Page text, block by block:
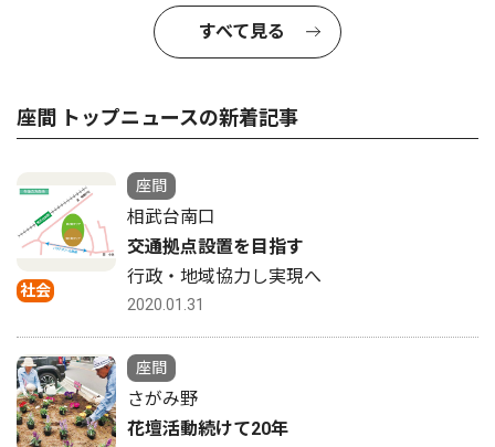
すべて見る
座間 トップニュースの新着記事
社会
座間
相武台南口
交通拠点設置を目指す
行政・地域協力し実現へ
2020.01.31
座間
さがみ野
花壇活動続けて20年